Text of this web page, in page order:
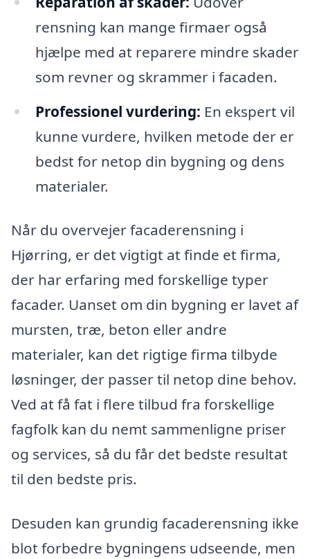
rensning kan mange firmaer også
hjælpe med at reparere mindre skader
som revner og skrammer i facaden.
Professionel vurdering: En ekspert vil
kunne vurdere, hvilken metode der er
bedst for netop din bygning og dens
materialer.
Når du overvejer facaderensning i
Hjørring, er det vigtigt at finde et firma,
der har erfaring med forskellige typer
facader. Uanset om din bygning er lavet af
mursten, træ, beton eller andre
materialer, kan det rigtige firma tilbyde
løsninger, der passer til netop dine behov.
Ved at få fat i flere tilbud fra forskellige
fagfolk kan du nemt sammenligne priser
og services, så du får det bedste resultat
til den bedste pris.
Desuden kan grundig facaderensning ikke
blot forbedre bygningens udseende, men